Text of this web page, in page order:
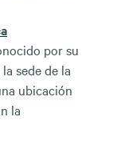
por su
sede de la
ubicación
la